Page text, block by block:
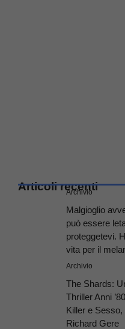
Articoli recenti
Archivio
Malgioglio
può essere
proteggetevi.
vita per il
Archivio
The Shards:
Thriller Anni
Killer e
Richard Gere